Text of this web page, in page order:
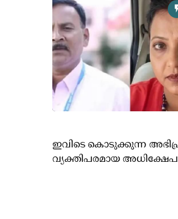
ഇവിടെ കൊടുക്കുന്ന
വ്യക്തിപരമായ